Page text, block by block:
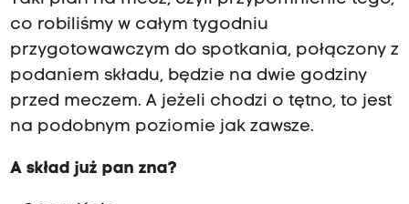
co robiliśmy w całym tygodniu
przygotowawczym do spotkania, połączony z
podaniem składu, będzie na dwie godziny
przed meczem. A jeżeli chodzi o tętno, to jest
na podobnym poziomie jak zawsze.
A skład już pan zna?